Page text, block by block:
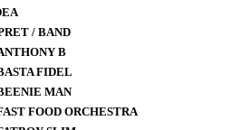
/ BAND
B
FIDEL
MAN
FOOD ORCHESTRA